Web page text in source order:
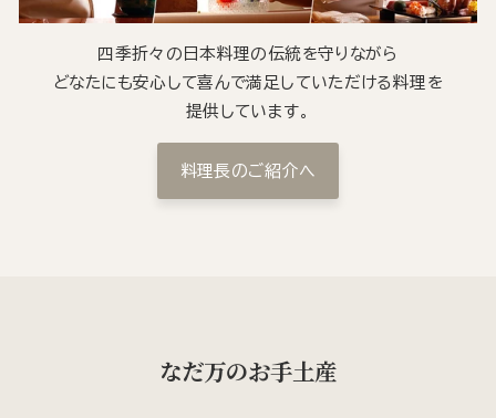
四季折々の日本料理の伝統を守りながら
どなたにも安心して喜んで満足していただける料理を
提供しています。
料理長のご紹介へ
なだ万のお手土産